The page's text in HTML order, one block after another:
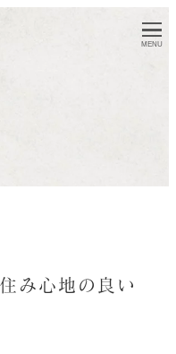
MENU
み心地の良い